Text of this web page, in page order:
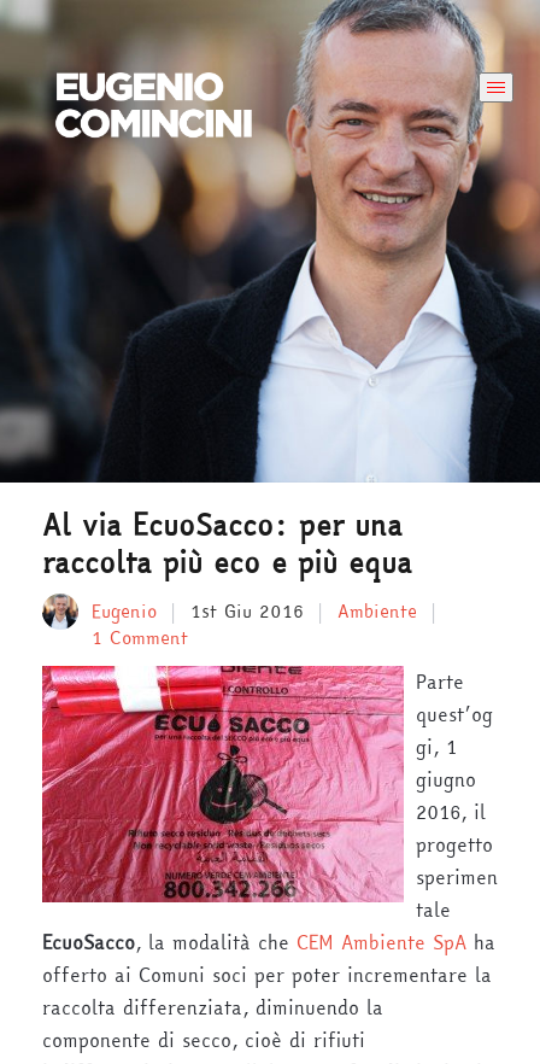
Al via EcuoSacco: per una
raccolta più eco e più equa
Eugenio 1st Giu 2016
Ambiente
1 Comment
Parte
quest’og
gi, 1
giugno
2016, il
progetto
sperimen
tale
EcuoSacco, la modalità che CEM Ambiente SpA ha
offerto ai Comuni soci per poter incrementare la
raccolta differenziata, diminuendo la
componente di secco, cioè di rifiuti